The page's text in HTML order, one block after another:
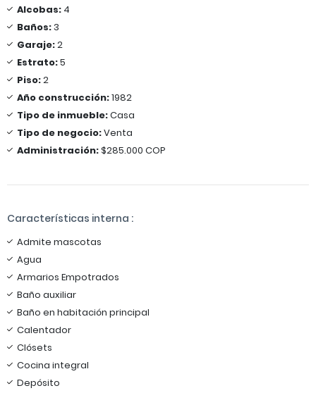
Alcobas: 4
Baños:3
Garaje:2
Estrato:5
Piso:2
Año construcción:1982
Tipo de inmueble:Casa
Tipo de negocio:Venta
Administración:$285.000 COP
Características interna :
Admite mascotas
Agua
Armarios Empotrados
Baño auxiliar
Baño en habitación principal
Calentador
Clósets
Cocina integral
Depósito